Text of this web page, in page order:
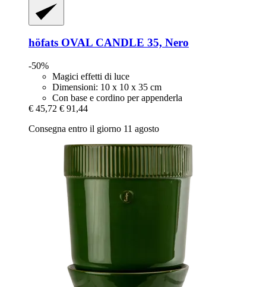
höfats OVAL CANDLE 35, Nero
-50%
Magici effetti di luce
Dimensioni: 10 x 10 x 35 cm
Con base e cordino per appenderla
€ 45,72 € 91,44
Consegna entro il giorno 11 agosto